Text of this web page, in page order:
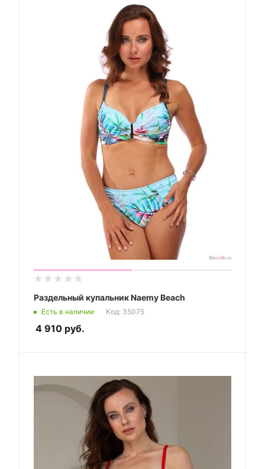
Раздельный купальник Naemy Beach
Есть в наличии Код: 35075
4 910 руб.